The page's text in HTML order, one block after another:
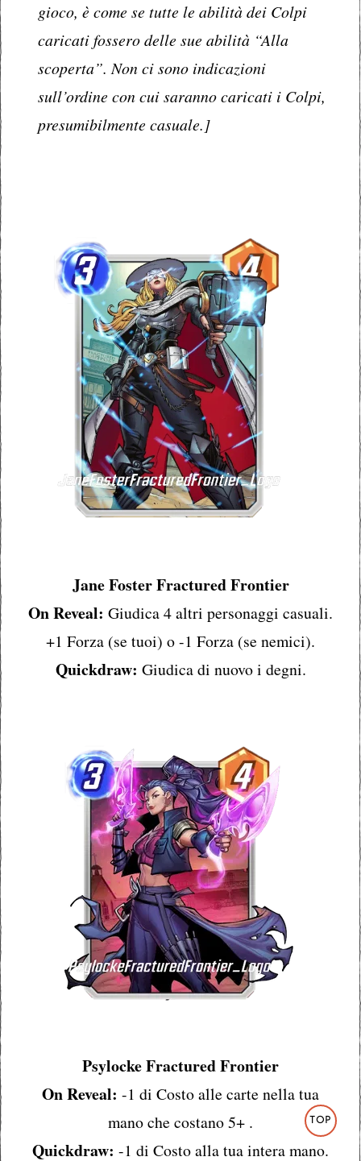
gioco, è come se tutte le abilità dei Colpi
caricati fossero delle sue abilità “Alla
scoperta”. Non ci sono indicazioni
sull’ordine con cui saranno caricati i Colpi,
presumibilmente casuale.]
Jane Foster Fractured Frontier
On Reveal: Giudica 4 altri personaggi casuali.
+1 Forza (se tuoi) o -1 Forza (se nemici).
Quickdraw: Giudica di nuovo i degni.
Psylocke Fractured Frontier
On Reveal: -1 di Costo alle carte nella tua
mano che costano 5+ .
Quickdraw: -1 di Costo alla tua intera mano.
TOP